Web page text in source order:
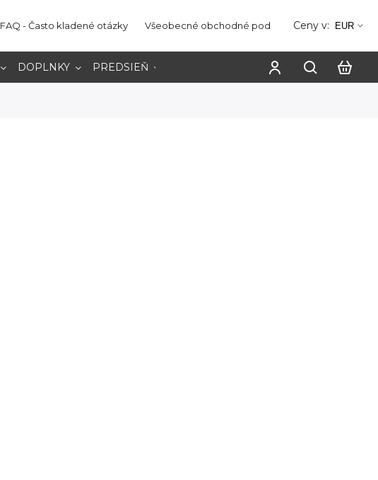
FAQ - Často kladené otázky Všeobecné obchodné podmienky Ochrana
Ceny v: EUR
DOPLNKY PREDSIEŇ